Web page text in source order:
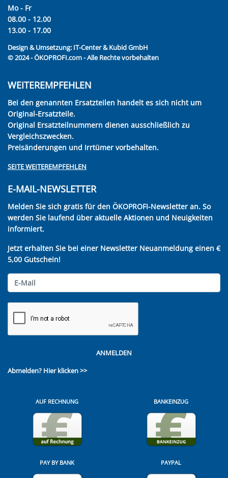
Mo - Fr
08.00 - 12.00
13.00 - 17.00
Design & Umsetzung: IT-Center & Kubid GmbH
© 2024 - ÖKOPROFI.com - Alle Rechte vorbehalten
WEITEREMPFEHLEN
Bei den genannten Ersatzteilen handelt es sich nicht um
Original-Ersatzteile.
Original Ersatzteilnummern dienen ausschließlich zu
Vergleichszwecken.
Preisänderungen und Irrtümer vorbehalten.
SEITE WEITEREMPFEHLEN
E-MAIL-NEWSLETTER
Melden Sie sich gratis für den ÖKOPROFI-Newsletter an. So
werden Sie laufend über aktuelle Aktionen und Neuigkeiten
informiert.
Jetzt erhalten Sie bei einer Newsletter Neuanmeldung einen €
5,00 Gutschein!
ANMELDEN
Abmelden? Hier klicken >>
AUF RECHNUNG BANKEINZUG
PAY BY BANK PAYPAL